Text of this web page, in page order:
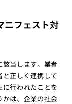
ニフェスト対
該当します。業者
と正しく連携して
に行われたことを
かは、企業の社会